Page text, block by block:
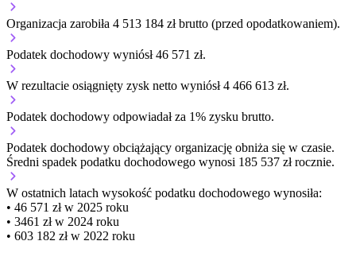
Organizacja zarobiła 4 513 184 zł brutto (przed opodatkowaniem).
Podatek dochodowy wyniósł 46 571 zł.
W rezultacie osiągnięty zysk netto wyniósł 4 466 613 zł.
Podatek dochodowy odpowiadał za 1% zysku brutto.
Podatek dochodowy obciążający organizację obniża się w czasie.
Średni spadek podatku dochodowego wynosi 185 537 zł rocznie.
W ostatnich latach wysokość podatku dochodowego wynosiła:
• 46 571 zł w 2025 roku
• 3461 zł w 2024 roku
• 603 182 zł w 2022 roku